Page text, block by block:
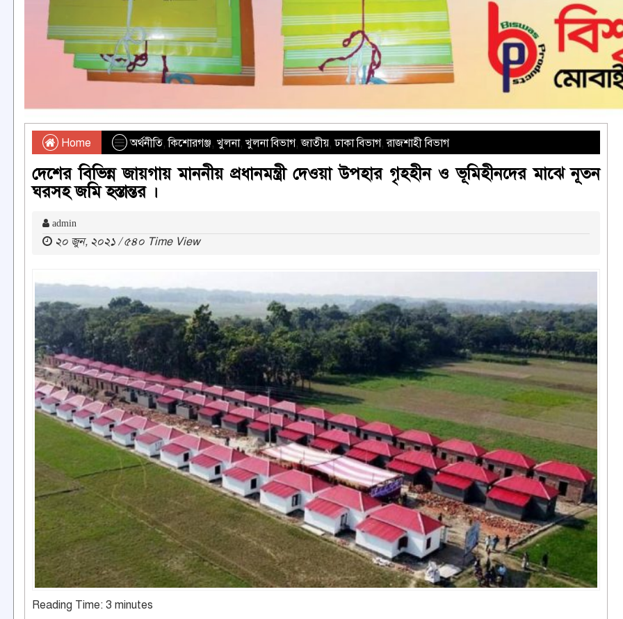
Home অর্থনীতি,কিশোরগঞ্জ, খুলনা, খুলনা বিভাগ,জাতীয়,ঢাকা বিভাগ,রাজশাহী বিভাগ
দেশের বিভিন্ন জায়গায় মাননীয় প্রধানমন্ত্রী দেওয়া উপহার গৃহহীন ও ভূমিহীনদের মাঝে নূতন
ঘরসহ জমি হস্তান্তর ।
admin
২০ জুন, ২০২১ / ৫৪০ Time View
Reading Time: 3 minutes